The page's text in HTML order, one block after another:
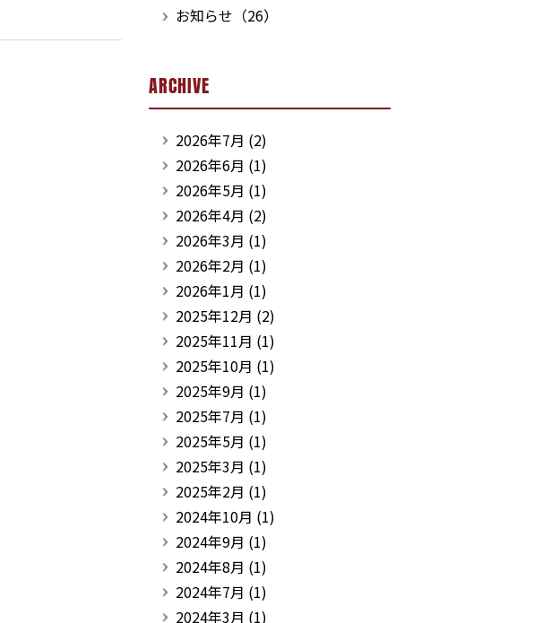
お知らせ（26）
ARCHIVE
2026年7月 (2)
2026年6月 (1)
2026年5月 (1)
2026年4月 (2)
2026年3月 (1)
2026年2月 (1)
2026年1月 (1)
2025年12月 (2)
2025年11月 (1)
2025年10月 (1)
2025年9月 (1)
2025年7月 (1)
2025年5月 (1)
2025年3月 (1)
2025年2月 (1)
2024年10月 (1)
2024年9月 (1)
2024年8月 (1)
2024年7月 (1)
2024年3月 (1)